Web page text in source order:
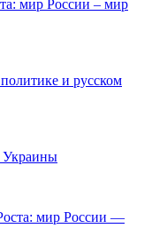
мир России – мир
и русском
Украины
мир России —